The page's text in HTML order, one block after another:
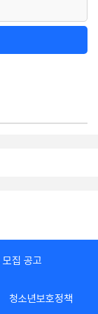
집 공고
청소년보호정책